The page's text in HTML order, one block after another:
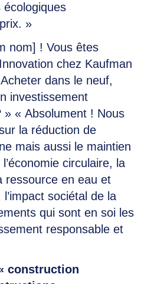
»
nom] ! Vous êtes
chez Kaufman
dans le neuf,
investissement
» « Absolument ! Nous
la réduction de
mais aussi le maintien
circulaire, la
ressource en eau et
sociétal de la
qui sont en soi les
responsable et
construction